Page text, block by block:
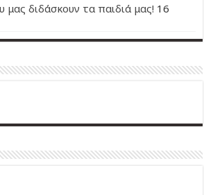
διδάσκουν τα παιδιά μας! 16